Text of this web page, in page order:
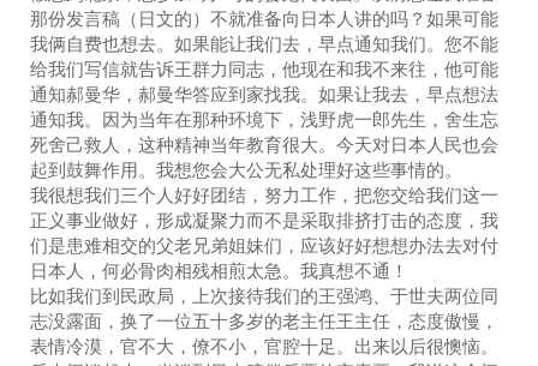
那份发言稿（日文的）不就准备向日本人讲的吗？如果可能
我俩自费也想去。如果能让我们去，早点通知我们。您不能
给我们写信就告诉王群力同志，他现在和我不来往，他可能
通知郝曼华，郝曼华答应到家找我。如果让我去，早点想法
通知我。因为当年在那种环境下，浅野虎一郎先生，舍生忘
死舍己救人，这种精神当年教育很大。今天对日本人民也会
起到鼓舞作用。我想您会大公无私处理好这些事情的。
我很想我们三个人好好团结，努力工作，把您交给我们这一
正义事业做好，形成凝聚力而不是采取排挤打击的态度，我
们是患难相交的父老兄弟姐妹们，应该好好想想办法去对付
日本人，何必骨肉相残相煎太急。我真想不通！
比如我们到民政局，上次接待我们的王强鸿、于世夫两位同
志没露面，换了一位五十多岁的老主任王主任，态度傲慢，
表情冷漠，官不大，僚不小，官腔十足。出来以后很懊恼。